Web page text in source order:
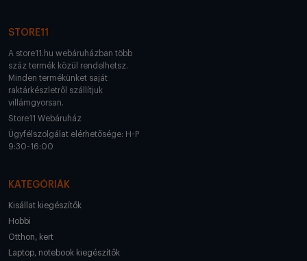
STORE11
A store11.hu webáruházban több
száz termék közül rendelhetsz.
Minden termékünket saját
raktárkészletről szállítjuk
villámgyorsan.
Store11 Webáruház
Ügyfélszolgálat elérhetősége: H-P
9:30-16:00
KATEGÓRIÁK
Kisállat kiegészítők
Hobbi
Otthon, kert
Laptop, notebook kiegészítők